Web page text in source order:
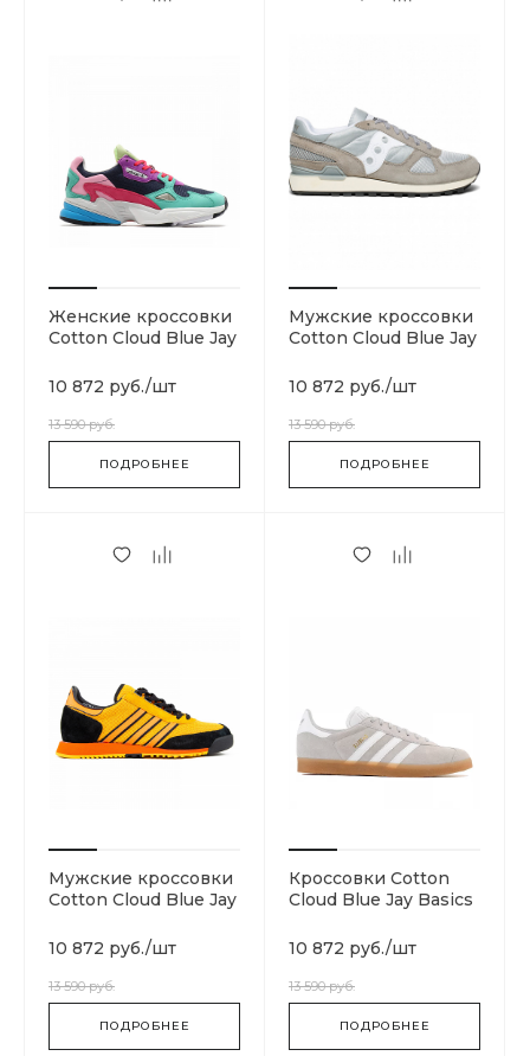
Женские кроссовки
Cotton Cloud Blue Jay
10 872 руб./шт
13 590 руб.
ПОДРОБНЕЕ
Мужские кроссовки
Cotton Cloud Blue Jay
10 872 руб./шт
13 590 руб.
ПОДРОБНЕЕ
Мужские кроссовки
Cotton Cloud Blue Jay
10 872 руб./шт
13 590 руб.
ПОДРОБНЕЕ
Кроссовки Cotton
Cloud Blue Jay Basics
10 872 руб./шт
13 590 руб.
ПОДРОБНЕЕ